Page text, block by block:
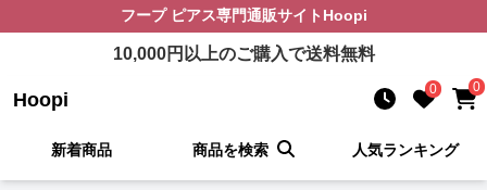
フープ ピアス専門通販サイト Hoopi
10,000円以上のご購入で送料無料
Hoopi 0 0
新着商品 商品を検索 人気ランキング